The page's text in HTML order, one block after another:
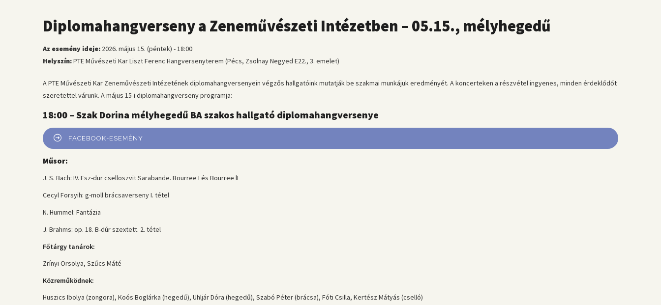
Diplomahangverseny a Zeneművészeti Intézetben – 05.15., mélyhegedű
Az esemény ideje: 2026. május 15. (péntek) - 18:00
Helyszín:PTE Művészeti Kar Liszt Ferenc Hangversenyterem (Pécs, Zsolnay Negyed E22., 3. emelet)
A PTE Művészeti Kar Zeneművészeti Intézetének diplomahangversenyein végzős hallgatóink mutatják be szakmai munkájuk eredményét. A koncerteken a részvétel ingyenes, minden érdeklődőt
szeretettel várunk. A május 15-i diplomahangverseny programja:
18:00 – Szak Dorina mélyhegedű BA szakos hallgató diplomahangversenye
FACEBOOK-ESEMÉNY
Műsor:
J. S. Bach: IV. Esz-dur cselloszvit Sarabande. Bourree I és Bourree lI
Cecyl Forsyih: g-moll brácsaverseny I. tétel
N. Hummel: Fantázia
J. Brahms: op. 18. B-dúr szextett. 2. tétel
Főtárgy tanárok:
Zrínyi Orsolya, Szűcs Máté
Közreműködnek:
Huszics Ibolya (zongora), Koós Boglárka (hegedű), Uhljár Dóra (hegedű), Szabó Péter (brácsa), Fóti Csilla, Kertész Mátyás (cselló)